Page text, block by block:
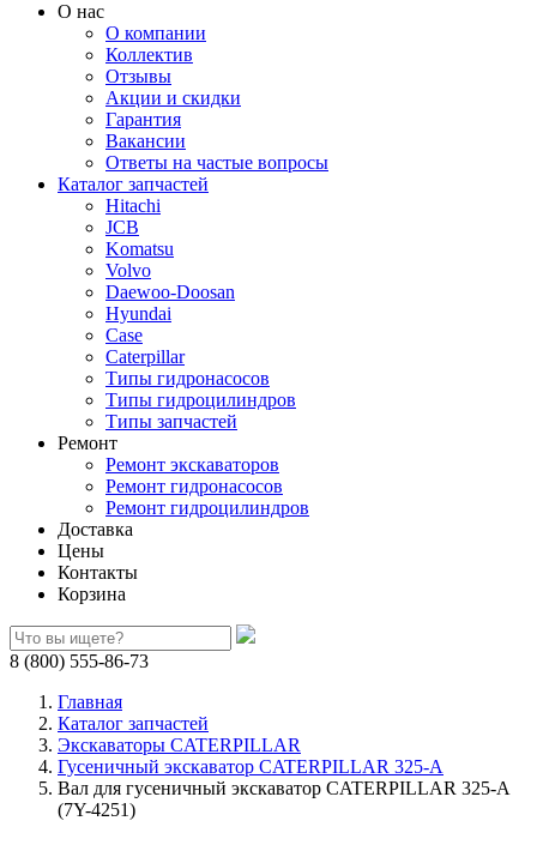
О нас
О компании
Коллектив
Отзывы
Акции и скидки
Гарантия
Вакансии
Ответы на частые вопросы
Каталог запчастей
Hitachi
JCB
Komatsu
Volvo
Daewoo-Doosan
Hyundai
Case
Caterpillar
Типы гидронасосов
Типы гидроцилиндров
Типы запчастей
Ремонт
Ремонт экскаваторов
Ремонт гидронасосов
Ремонт гидроцилиндров
Доставка
Цены
Контакты
Корзина
8 (800) 555-86-73
Главная
Каталог запчастей
Экскаваторы CATERPILLAR
Гусеничный экскаватор CATERPILLAR 325-A
Вал для гусеничный экскаватор CATERPILLAR 325-A
(7Y-4251)